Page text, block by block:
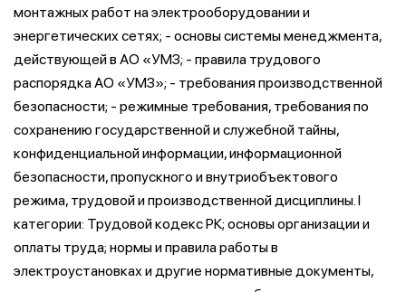
монтажных работ на электрооборудовании и
энергетических сетях; - основы системы менеджмента,
действующей в АО «УМЗ; - правила трудового
распорядка АО «УМЗ»; - требования производственной
безопасности; - режимные требования, требования по
сохранению государственной и служебной тайны,
конфиденциальной информации, информационной
безопасности, пропускного и внутриобъектового
режима, трудовой и производственной дисциплины. I
категории: Трудовой кодекс РК; основы организации и
оплаты труда; нормы и правила работы в
электроустановках и другие нормативные документы,